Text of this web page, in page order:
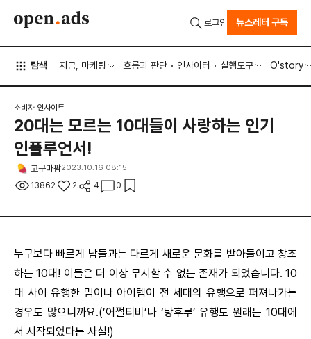
탐색 지금, 마케팅 흐름과 판단 인사이터 실행도구 O'story
로그인 뉴스레터 구독
소비자 인사이트
20대는 모르는 10대들이 사랑하는 인기
인플루언서!
고구마팜2023.10.16 08:15
13862 2 4 0
누구보다 빠르게 남들과는 다르게 새로운 문화를 받아들이고 창조
하는 10대! 이들은 더 이상 무시할 수 없는 존재가 되었습니다. 10
대 사이 유행한 밈이나 아이템이 전 세대의 유행으로 퍼져나가는
경우도 많으니까요.(’어쩔티비’나 ‘탕후루’ 유행도 원래는 10대에
서 시작되었다는 사실!)